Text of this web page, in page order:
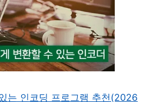
는 인코딩 프로그램 추천(2026